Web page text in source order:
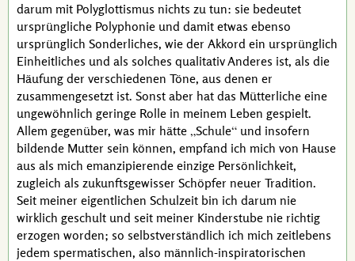
darum mit Polyglottismus nichts zu tun: sie bedeutet
ursprüngliche Polyphonie und damit etwas ebenso
ursprünglich Sonderliches, wie der Akkord ein ursprünglich
Einheitliches und als solches qualitativ Anderes ist, als die
Häufung der verschiedenen Töne, aus denen er
zusammengesetzt ist. Sonst aber hat das Mütterliche eine
ungewöhnlich geringe Rolle in meinem Leben gespielt.
Allem gegenüber, was mir hätte Schule und insofern
bildende Mutter sein können, empfand ich mich von Hause
aus als mich emanzipierende einzige Persönlichkeit,
zugleich als zukunftsgewisser Schöpfer neuer Tradition.
Seit meiner eigentlichen Schulzeit bin ich darum nie
wirklich geschult und seit meiner Kinderstube nie richtig
erzogen worden; so selbstverständlich ich mich zeitlebens
jedem spermatischen, also männlich-inspiratorischen